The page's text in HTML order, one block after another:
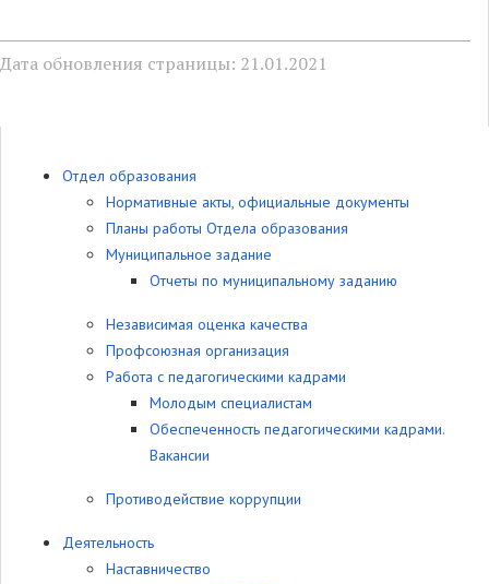
Дата обновления страницы: 21.01.2021
Отдел образования
Нормативные акты, официальные документы
Планы работы Отдела образования
Муниципальное задание
Отчеты по муниципальному заданию
Независимая оценка качества
Профсоюзная организация
Работа с педагогическими кадрами
Молодым специалистам
Обеспеченность педагогическими кадрами.
Вакансии
Противодействие коррупции
Деятельность
Наставничество